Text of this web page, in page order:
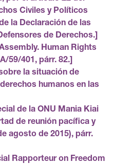
Civiles y Políticos
la Declaración de las
de Derechos.
Human Rights
59/401, párr. 82.
la situación de
humanos en las
de la ONU Mania Kiai
de reunión pacífica y
agosto de 2015), párr.
Rapporteur on Freedom